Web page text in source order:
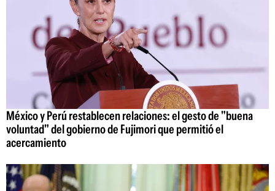
México y Perú restablecen relaciones: el gesto de "buena
voluntad" del gobierno de Fujimori que permitió el
acercamiento